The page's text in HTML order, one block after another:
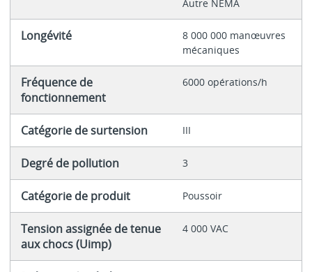
Autre NEMA
Longévité
8 000 000 manœuvres
mécaniques
Fréquence de
fonctionnement
6000 opérations/h
Catégorie de surtension III
Degré de pollution 3
Catégorie de produit Poussoir
Tension assignée de tenue
aux chocs (Uimp)
4 000 VAC